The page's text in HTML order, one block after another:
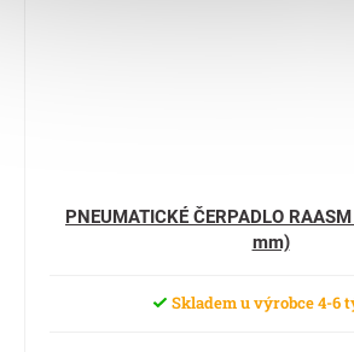
PNEUMATICKÉ ČERPADLO
mm)
Skladem u výrobce 4-6